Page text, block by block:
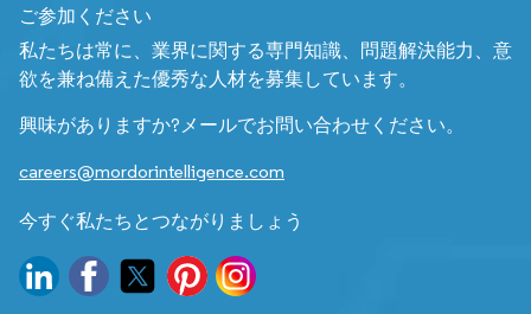
ご参加ください
私たちは常に、業界に関する専門知識、問題解決能力、意
欲を兼ね備えた優秀な人材を募集しています。
興味がありますか?メールでお問い合わせください。
careers@mordorintelligence.com
今すぐ私たちとつながりましょう